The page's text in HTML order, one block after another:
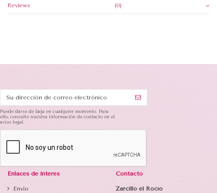
Reviews (0)
Puede darse de baja en cualquier momento. Para
ello, consulte nuestra información de contacto en el
aviso legal.
Enlaces de interés
Envío
Contacto
Zarcillo el Rocío